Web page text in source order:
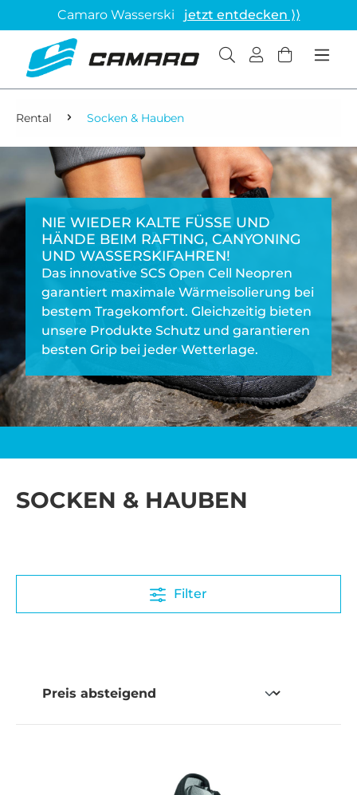
Camaro Wasserski jetzt entdecken ⟩⟩
Rental Socken & Hauben
NIE WIEDER KALTE FÜSSE UND H
ÄNDE BEIM RAFTING, CANYONING U
ND WASSERSKIFAHREN!
Das innovative SCS Open Cell Neopren
garantiert maximale Wärmeisolierung bei
bestem Tragekomfort. Gleichzeitig bieten
unsere Produkte Schutz und garantieren
besten Grip bei jeder Wetterlage.
SOCKEN & HAUBEN
Filter